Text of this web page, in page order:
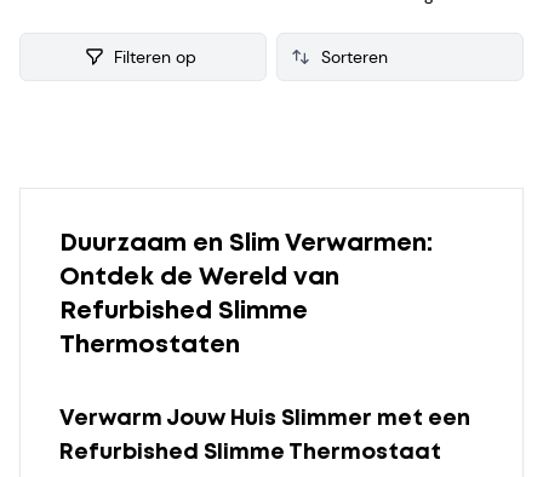
thermostaat verzamelen we ook consumenten reviews,
zodat je een weloverwogen keuze kunt maken bij je
Filteren op
Duurzaam en Slim Verwarmen:
Ontdek de Wereld van
Refurbished Slimme
Thermostaten
Verwarm Jouw Huis Slimmer met een
Refurbished Slimme Thermostaat